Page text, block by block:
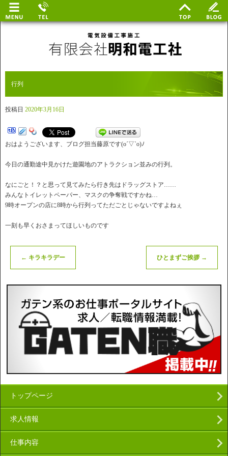
行列
投稿日 2020年3月16日
おはようございます、ブログ担当藤原です(o´▽`o)ﾉ
今日の通勤途中見かけた遊園地のアトラクション並みの行列。
なにごと！？と思って見てみたら行き先はドラッグストア……
みんなトイレットペーパー、マスクの争奪戦ですかね…
9時オープンの店に8時から行列ってただごとじゃないですよねぇ
一刻も早くおさまってほしいものです
← キラキラデー ひとまずご挨拶 →
トップページ
求人情報
仕事内容